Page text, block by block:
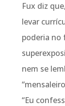
Fux diz
levar
poderia no
nem se
“Eu